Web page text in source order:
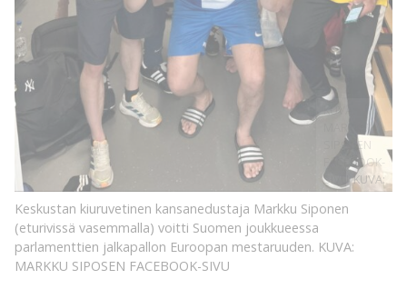
KUVA:
KUVA:
MARKKU
SIPOSEN
FACEBOOK-
SIVU
Keskustan kiuruvetinen kansanedustaja Markku Siponen
(eturivissä vasemmalla) voitti Suomen joukkueessa
parlamenttien jalkapallon Euroopan mestaruuden. KUVA:
MARKKU SIPOSEN FACEBOOK-SIVU